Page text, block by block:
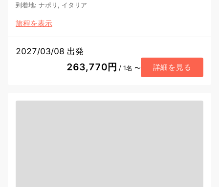
到着地: ナポリ, イタリア
旅程を表示
2027/03/08 出発
263,770円 / 1名 〜 詳細を見る